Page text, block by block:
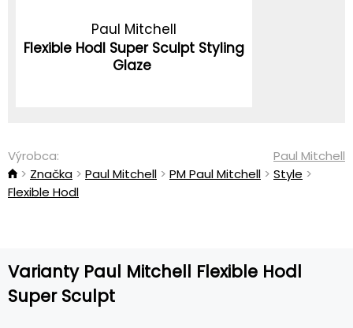
Paul Mitchell
Flexible Hodl Super Sculpt Styling
Glaze
Výrobca:
Paul Mitchell
Značka
Paul Mitchell PM Paul Mitchell
Style
Flexible Hodl
Varianty Paul Mitchell Flexible Hodl
Super Sculpt